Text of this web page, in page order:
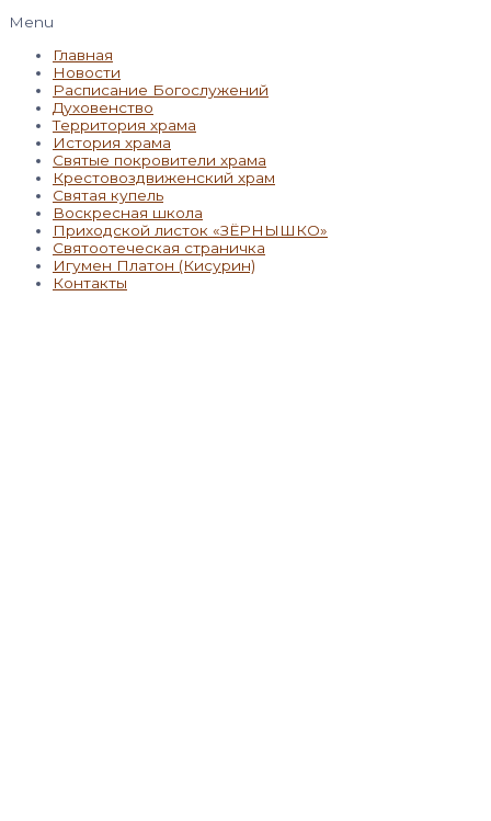
Menu
Главная
Новости
Расписание Богослужений
Духовенство
Территория храма
История храма
Святые покровители храма
Крестовоздвиженский храм
Святая купель
Воскресная школа
Приходской листок «ЗЁРНЫШКО»
Святоотеческая страничка
Игумен Платон (Кисурин)
Контакты